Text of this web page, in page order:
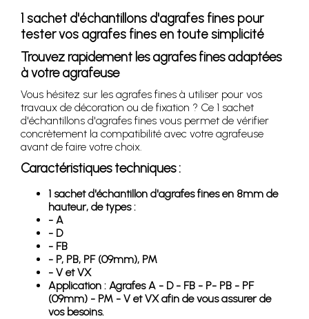
1 sachet d'échantillons d'agrafes fines pour
tester vos agrafes fines en toute simplicité
Trouvez rapidement les agrafes fines adaptées
à votre agrafeuse
Vous hésitez sur les agrafes fines à utiliser pour vos
travaux de décoration ou de fixation ? Ce 1 sachet
d'échantillons d'agrafes fines vous permet de vérifier
concrètement la compatibilité avec votre agrafeuse
avant de faire votre choix.
Caractéristiques techniques :
1 sachet d'échantillon d'agrafes fines en 8mm de
hauteur, de types :
- A
- D
- FB
- P, PB, PF (09mm), PM
- V et VX
Application : Agrafes A - D - FB - P- PB - PF
(09mm) - PM - V et VX afin de vous assurer de
vos besoins.